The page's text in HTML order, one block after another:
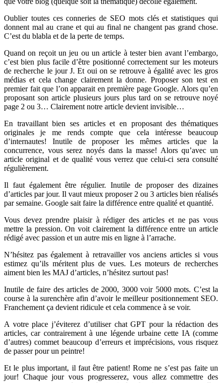
Oublier toutes ces conneries de SEO mots clés et statistiques qui
donnent mal au crane et qui au final ne changent pas grand chose.
C’est du blabla et de la perte de temps.
Quand on reçoit un jeu ou un article à tester bien avant l’embargo,
c’est bien plus facile d’être positionné correctement sur les moteurs
de recherche le jour J. Et oui on se retrouve à égalité avec les gros
médias et cela change clairement la donne. Proposer son test en
premier fait que l’on apparait en première page Google. Alors qu’en
proposant son article plusieurs jours plus tard on se retrouve noyé
page 2 ou 3… Clairement notre article devient invisible…
En travaillant bien ses articles et en proposant des thématiques
originales je me rends compte que cela intéresse beaucoup
d’internautes! Inutile de proposer les mêmes articles que la
concurrence, vous serez noyés dans la masse! Alors qu’avec un
article original et de qualité vous verrez que celui-ci sera consulté
régulièrement.
Il faut également être régulier. Inutile de proposer des dizaines
d’articles par jour. Il vaut mieux proposer 2 ou 3 articles bien réalisés
par semaine. Google sait faire la différence entre qualité et quantité.
Vous devez prendre plaisir à rédiger des articles et ne pas vous
mettre la pression. On voit clairement la différence entre un article
rédigé avec passion et un autre mis en ligne à l’arrache.
N’hésitez pas également à retravailler vos anciens articles si vous
estimez qu’ils méritent plus de vues. Les moteurs de recherches
aiment bien les MAJ d’articles, n’hésitez surtout pas!
Inutile de faire des articles de 2000, 3000 voir 5000 mots. C’est la
course à la surenchère afin d’avoir le meilleur positionnement SEO.
Franchement ça devient ridicule et cela commence à se voir.
A votre place j’éviterez d’utiliser chat GPT pour la rédaction des
articles, car contrairement à une légende urbaine cette IA (comme
d’autres) commet beaucoup d’erreurs et imprécisions, vous risquez
de passer pour un peintre!
Et le plus important, il faut être patient! Rome ne s’est pas faite un
jour! Chaque jour vous progresserez, vous allez commettre des